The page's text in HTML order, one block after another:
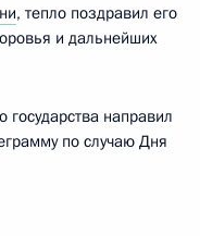
, тепло поздравил его
и дальнейших
государства направил
по случаю Дня